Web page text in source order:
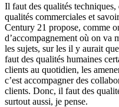
Il faut des qualités techniques,
qualités commerciales et
Century 21 propose, comme
d’accompagnement où on va
les sujets, sur les il y aurait
faut des qualités humaines
clients au quotidien, les
c’est accompagner des
clients. Donc, il faut des
surtout aussi, je pense.